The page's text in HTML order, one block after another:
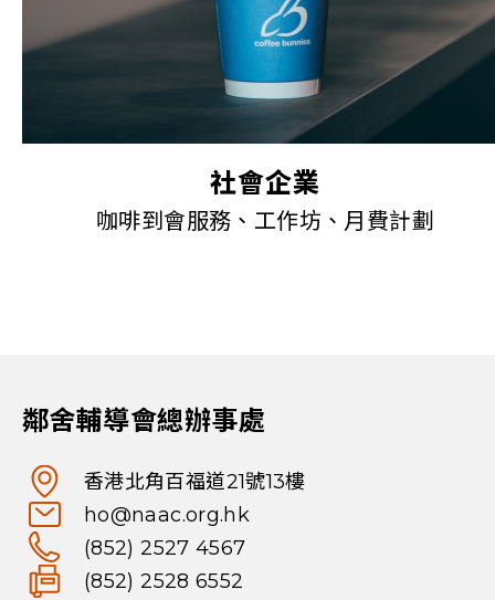
社會企業
咖啡到會服務、工作坊、月費計劃
鄰舍輔導會總辦事處
香港北角百福道21號13樓
ho@naac.org.hk
(852) 2527 4567
(852) 2528 6552